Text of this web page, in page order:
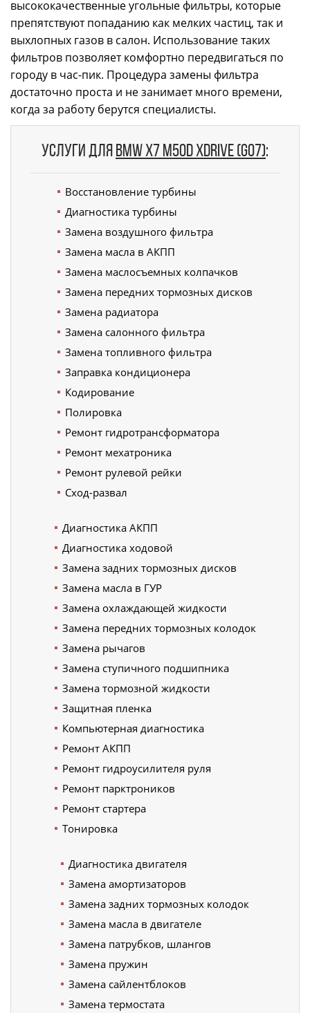
высококачественные угольные фильтры, которые
препятствуют попаданию как мелких частиц, так и
выхлопных газов в салон. Использование таких
фильтров позволяет комфортно передвигаться по
городу в час-пик. Процедура замены фильтра
достаточно проста и не занимает много времени,
когда за работу берутся специалисты.
Услуги дляBMW X7 M50d xDrive (G07):
Восстановление турбины
Диагностика турбины
Замена воздушного фильтра
Замена масла в АКПП
Замена маслосъемных колпачков
Замена передних тормозных дисков
Замена радиатора
Замена салонного фильтра
Замена топливного фильтра
Заправка кондиционера
Кодирование
Полировка
Ремонт гидротрансформатора
Ремонт мехатроника
Ремонт рулевой рейки
Сход-развал
Диагностика АКПП
Диагностика ходовой
Замена задних тормозных дисков
Замена масла в ГУР
Замена охлаждающей жидкости
Замена передних тормозных колодок
Замена рычагов
Замена ступичного подшипника
Замена тормозной жидкости
Защитная пленка
Компьютерная диагностика
Ремонт АКПП
Ремонт гидроусилителя руля
Ремонт парктроников
Ремонт стартера
Тонировка
Диагностика двигателя
Замена амортизаторов
Замена задних тормозных колодок
Замена масла в двигателе
Замена патрубков, шлангов
Замена пружин
Замена сайлентблоков
Замена термостата